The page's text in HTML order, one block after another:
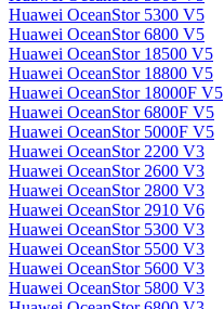
Huawei OceanStor 5300 V5
Huawei OceanStor 6800 V5
Huawei OceanStor 18500 V5
Huawei OceanStor 18800 V5
Huawei OceanStor 18000F V5
Huawei OceanStor 6800F V5
Huawei OceanStor 5000F V5
Huawei OceanStor 2200 V3
Huawei OceanStor 2600 V3
Huawei OceanStor 2800 V3
Huawei OceanStor 2910 V6
Huawei OceanStor 5300 V3
Huawei OceanStor 5500 V3
Huawei OceanStor 5600 V3
Huawei OceanStor 5800 V3